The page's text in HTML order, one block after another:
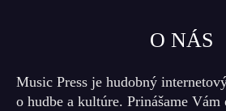
O NÁS
Music Press je hudobný
o hudbe a kultúre. Prinášame